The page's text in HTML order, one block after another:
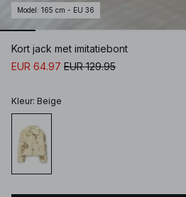
Model : 165 cm - EU 36
Kort jack met imitatiebont
EUR 64.97 EUR 129.95
Kleur: Beige